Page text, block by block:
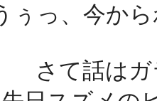
ぅっ、今か
さて話は